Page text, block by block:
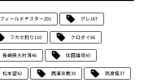
フィールドテスター201 グレ167
フカセ釣り 110 クロダイ66
長崎県大村湾46 住田雄司45
松本望42 西浦友教39 防波堤37